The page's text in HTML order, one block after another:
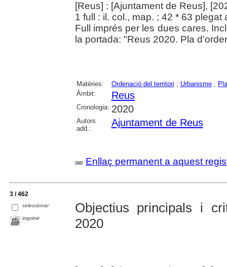
[Reus] : [Ajuntament de Reus],
1 full : il. col., map. ; 42 * 63 plegat
Full imprés per les dues cares.
la portada: "Reus 2020. Pla
Matèries: Ordenació del territori ; Urbanisme;
Àmbit:
Reus
Cronologia: 2020
Autors
add.:
Ajuntament de Reus
Enllaç permanent a aquest
3 / 462
seleccionar
imprimir
Objectius principals i
2020